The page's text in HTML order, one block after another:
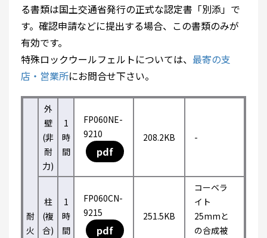
る書類は国土交通省発行の正式な認定書「別添」で
す。確認申請などに提出する場合、この書類のみが
有効です。
特殊ロックウールフェルトについては、 最寄の支
店・営業所にお問合せ下さい。
耐
火
外
壁
(非
耐
力)
1
時
間
FP060NE-
9210
pdf
208.2KB -
柱
(複
合)
1
時
間
FP060CN-
9215
pdf
251.5KB
コーベラ
イト
25mmと
の合成被